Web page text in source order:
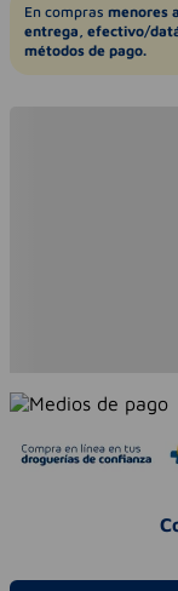
En compras menores
entrega, efectivo/
métodos de pago.